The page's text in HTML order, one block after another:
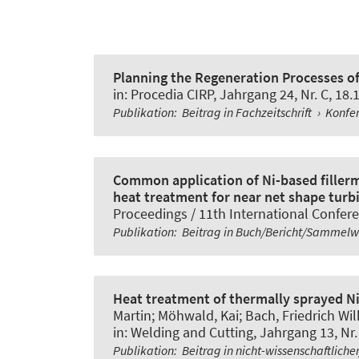
Planning the Regeneration Processes
in: Procedia CIRP, Jahrgang 24, Nr. C,
Publikation: Beitrag in Fachzeitschrift ›
Common application of Ni-based
heat treatment for near net shape
Proceedings / 11th International
Publikation: Beitrag in Buch/Bericht/
Heat treatment of thermally sprayed
Martin; Möhwald, Kai; Bach, Friedrich
in:Welding and Cutting, Jahrgang 13,
Publikation: Beitrag in nicht-